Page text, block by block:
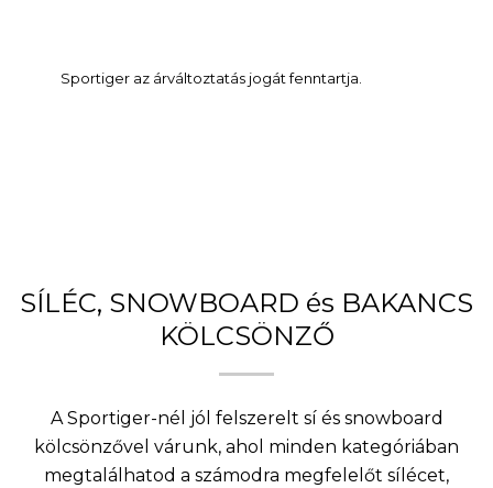
Sportiger az árváltoztatás jogát fenntartja.
SÍLÉC, SNOWBOARD és BAKANCS
KÖLCSÖNZŐ
A Sportiger-nél jól felszerelt sí és snowboard
kölcsönzővel várunk, ahol minden kategóriában
megtalálhatod a számodra megfelelőt sílécet,